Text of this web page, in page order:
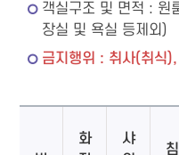
객실구조 및 면적 :
장실 및 욕실 등제외)
금지행위 : 취사(취식
화
샤
침